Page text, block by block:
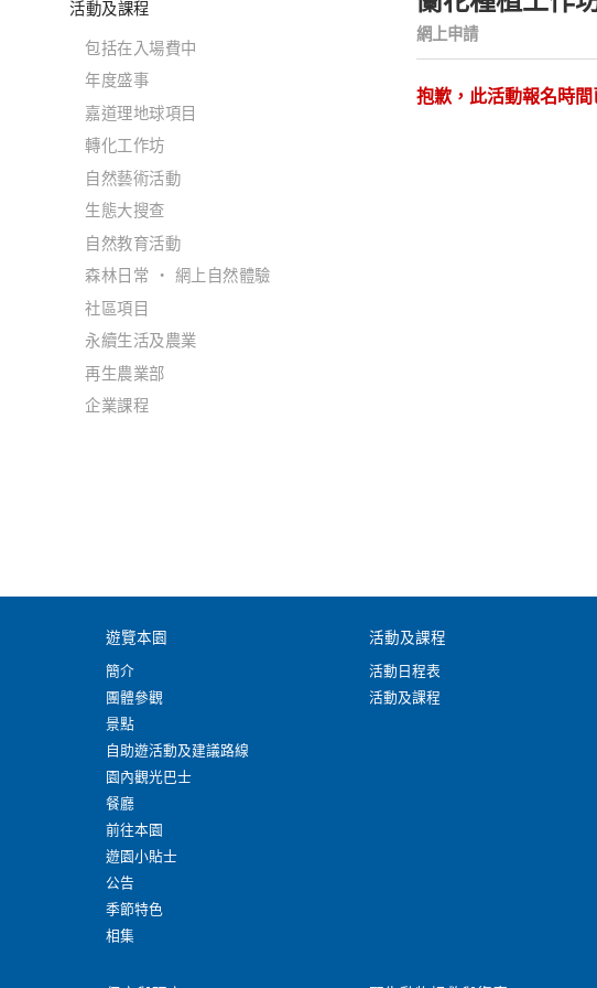
活動及課程
包括在入場費中
年度盛事
嘉道理地球項目
轉化工作坊
自然藝術活動
生態大搜查
自然教育活動
森林日常 ‧ 網上自然體驗
社區項目
永續生活及農業
再生農業部
企業課程
網上申請
抱歉，此活動報名時間
遊覽本園
簡介
團體參觀
景點
自助遊活動及建議路線
園內觀光巴士
餐廳
前往本園
遊園小貼士
公告
季節特色
相集
活動及課程
活動日程表
活動及課程